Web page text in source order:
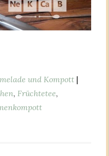
und Kompott |
, Früchtetee,